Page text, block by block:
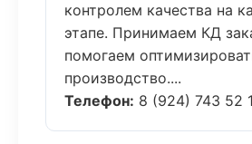
контролем качества на
этапе. Принимаем КД
помогаем
производство....
Телефон: 8 (924) 743 52